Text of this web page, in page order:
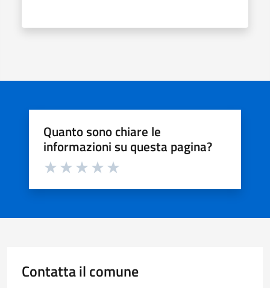
Quanto sono chiare le
informazioni su questa pagina?
Valuta da 1 a 5 stelle la pagina
Contatta il comune